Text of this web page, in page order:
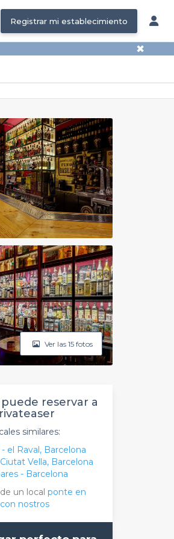
Registrar mi establecimiento
✖
Ver las 15 fotos
reservar a
similares:
el Raval, Barcelona
Vella, Barcelona
- Barcelona
un local ponte en
nostros